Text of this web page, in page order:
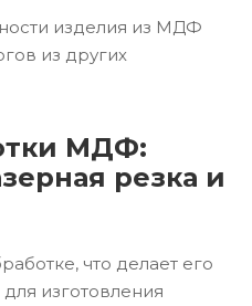
изделия из МДФ
из других
МДФ:
резка и
что делает его
изготовления